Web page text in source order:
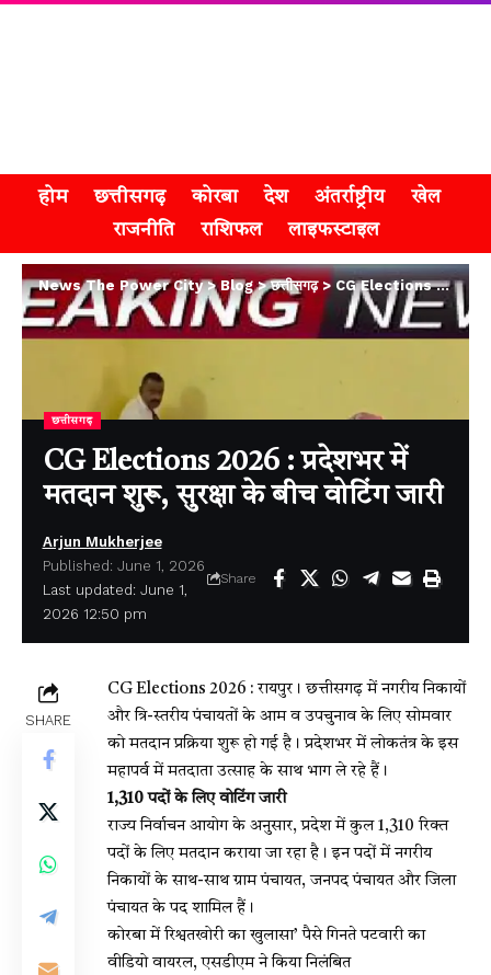
होम छत्तीसगढ़ कोरबा देश अंतर्राष्ट्रीय
खेल
राजनीति
राशिफल लाइफस्टाइल
News The Power City>Blog>छत्तीसगढ़>CG Elections 2026 : प्रदेशभर में मतदान शुरू, सुरक्षा के बीच वोटिंग जारी
छत्तीसगढ़
CG Elections 2026 : प्रदेशभर में
मतदान शुरू, सुरक्षा के बीच वोटिंग जारी
Last updated: June 1,
2026 12:50 pm
Arjun Mukherjee
Published: June 1, 2026
Share
SHARE
CG Elections 2026 : रायपुर। छत्तीसगढ़ में नगरीय निकायों
और त्रि-स्तरीय पंचायतों के आम व उपचुनाव के लिए सोमवार
को मतदान प्रक्रिया शुरू हो गई है। प्रदेशभर में लोकतंत्र के इस
महापर्व में मतदाता उत्साह के साथ भाग ले रहे हैं।
1,310 पदों के लिए वोटिंग जारी
राज्य निर्वाचन आयोग के अनुसार, प्रदेश में कुल 1,310 रिक्त
पदों के लिए मतदान कराया जा रहा है। इन पदों में नगरीय
निकायों के साथ-साथ ग्राम पंचायत, जनपद पंचायत और जिला
पंचायत के पद शामिल हैं।
कोरबा में रिश्वतखोरी का खुलासा’ पैसे गिनते पटवारी का
वीडियो वायरल, एसडीएम ने किया निलंबित